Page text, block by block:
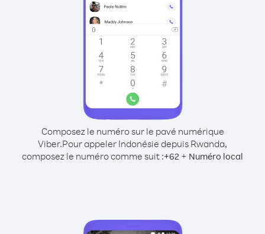
Composez le numéro sur le pavé numérique
Viber.Pour appeler Indonésie depuis Rwanda,
composez le numéro comme suit :+62 + Numéro local